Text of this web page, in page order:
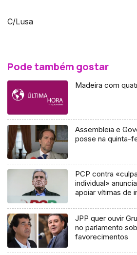
C/Lusa
Pode também gostar
Madeira com
Assembleia e
posse na quinta-
PCP contra
individual»
apoiar vítimas de
JPP quer ouvir
no parlamento
favorecimentos